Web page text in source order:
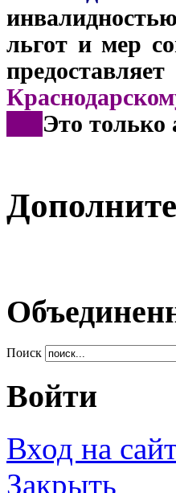
льгот и мер
Это только
Поиск
Войти
Вход на
Закрыть